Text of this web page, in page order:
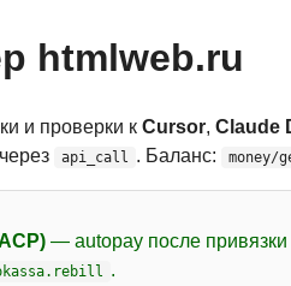
htmlweb.ru
и проверки к Cursor, Claude
api_call . Баланс: money/
— autopay после привязки
.